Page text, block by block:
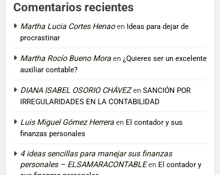
Comentarios recientes
Martha Lucia Cortes Henaoen Ideas para dejar de
procrastinar
Martha Rocío Bueno Mora en ¿Quieres ser un excelente
auxiliar contable?
DIANA ISABEL OSORIO CHÁVEZen SANCIÓN POR
IRREGULARIDADES EN LA CONTABILIDAD
Luis Miguel Gómez Herrera en El contador y sus
finanzas personales
4 ideas sencillas para manejar sus finanzas
personales – ELSAMARACONTABLEen El contador y